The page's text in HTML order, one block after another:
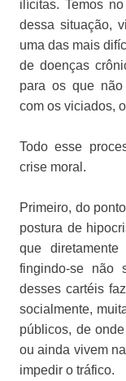
ilícitas. Temos
dessa situação,
uma das mais
de doenças
para os que não
com os viciados,
Todo esse
crise moral.
Primeiro, do
postura de
que
fingindo-se não
desses cartéis
socialmente,
públicos, de
ou ainda vivem
impedir o tráfico.